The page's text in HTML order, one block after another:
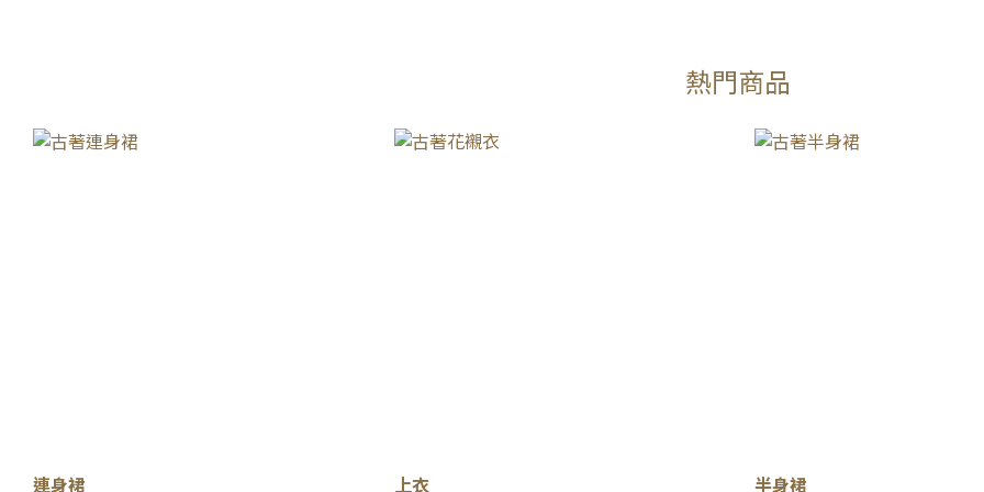
熱門商品
連身裙 上衣 半身裙